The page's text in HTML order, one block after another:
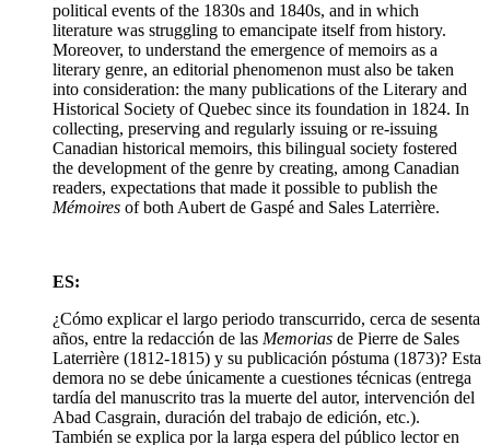
political events of the 1830s and 1840s, and in which
literature was struggling to emancipate itself from history.
Moreover, to understand the emergence of memoirs as a
literary genre, an editorial phenomenon must also be taken
into consideration: the many publications of the Literary and
Historical Society of Quebec since its foundation in 1824. In
collecting, preserving and regularly issuing or re-issuing
Canadian historical memoirs, this bilingual society fostered
the development of the genre by creating, among Canadian
readers, expectations that made it possible to publish the
Mémoires of both Aubert de Gaspé and Sales Laterrière.
ES:
¿Cómo explicar el largo periodo transcurrido, cerca de sesenta
años, entre la redacción de las Memorias de Pierre de Sales
Laterrière (1812-1815) y su publicación póstuma (1873)? Esta
demora no se debe únicamente a cuestiones técnicas (entrega
tardía del manuscrito tras la muerte del autor, intervención del
Abad Casgrain, duración del trabajo de edición, etc.).
También se explica por la larga espera del público lector en